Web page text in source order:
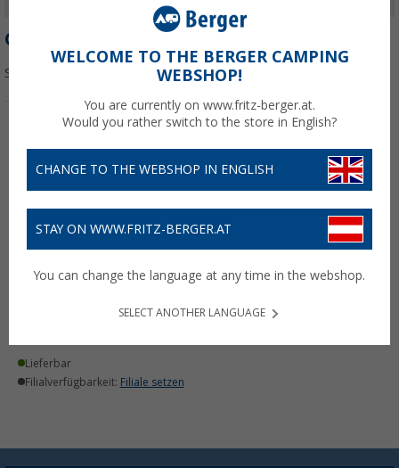
ONE LEVEL
Sortieren:
passend für VW Multivan
Transporter T5/T6/T6.1
Lieferbar
Filialverfügbarkeit: Filiale setzen
WELCOME TO THE BERGER CAMPING
WEBSHOP!
You are currently on www.fritz-berger.at.
Would you rather switch to the store in English?
CHANGE TO THE WEBSHOP IN ENGLISH
STAY ON WWW.FRITZ-BERGER.AT
You can change the language at any time in the webshop.
SELECT ANOTHER LANGUAGE